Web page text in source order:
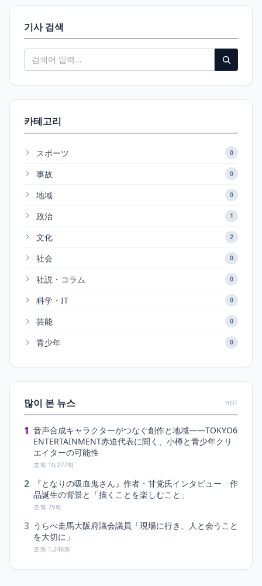
기사 검색
카테고리
スポーツ 0
事故 0
地域 0
政治 1
文化 2
社会 0
社説・コラム 0
科学・IT 0
芸能 0
青少年 0
많이 본 뉴스 HOT
1 音声合成キャラクターがつなぐ創作と地域――TOKYO6
ENTERTAINMENT赤迫代表に聞く、小樽と青少年クリ
エイターの可能性
조회 10,277회
2
『となりの吸血鬼さん』作者・甘党氏インタビュー 作
品誕生の背景と「描くことを楽しむこと」
조회 79회
3 うらべ走馬大阪府議会議員「現場に行き、人と会うこと
を大切に」
조회 1,248회